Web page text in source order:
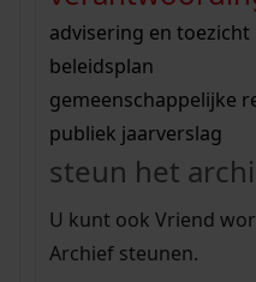
bouwvergunningen
vergunningen
beeld en geluid
uitleg nodig?
Wij helpen u op weg
bekijk alle zoektips
Wij helpen u op weg
bekijk alle zoektips
bekijk ons
advisering en toezicht
beleidsplan
gemeenschappelijke
publiek jaarverslag
steun het
U kunt ook Vriend
Archief steunen.
Mijn Studiezaal (inloggen)